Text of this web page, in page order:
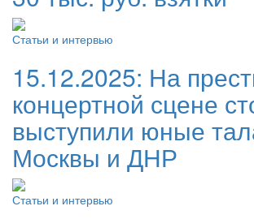
Статьи и интервью
15.12.2025: На
концертной сцене
выступили юные
Москвы и ДНР
Статьи и интервью